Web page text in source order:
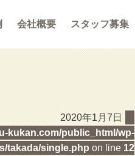
会社概要 スタッフ募集
2020年1月7日
kukan.com/public_html/wp-
takada/single.php on line 12